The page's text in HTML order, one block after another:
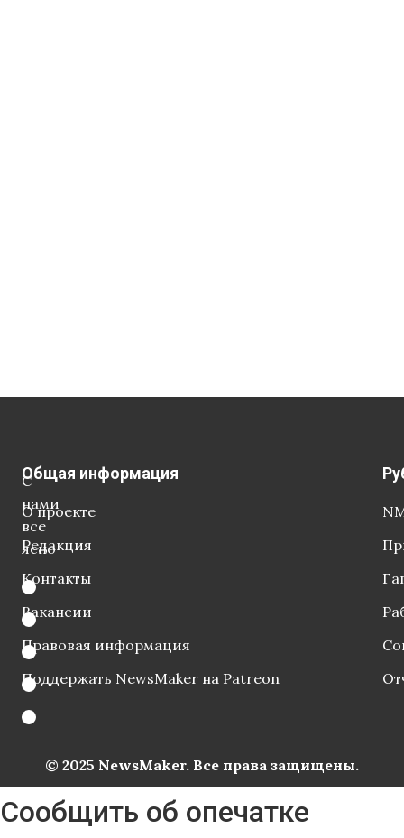
С
нами
все
ясно
Общая информация
О проекте
Редакция
Контакты
Вакансии
Правовая информация
Поддержать NewsMaker на Patreon
© 2025 NewsMaker. Все права защищены.
Сообщить об опечатке